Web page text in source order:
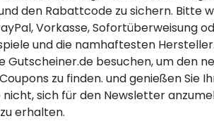
den Rabattcode zu sichern. Bitte
Vorkasse, Sofortüberweisung
und die namhaftesten
besuchen, um den
zu finden. und genießen Sie
sich für den Newsletter
erhalten.